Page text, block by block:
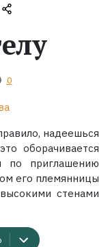
0
надеешься
оборачивается
по приглашению
его племянницы
стенами